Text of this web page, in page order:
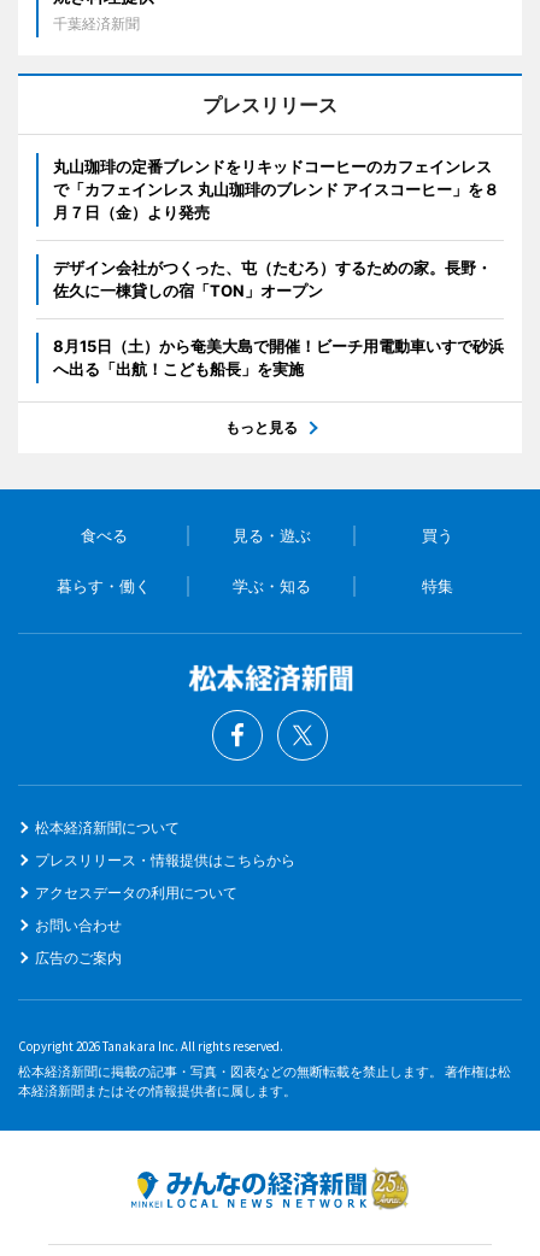
千葉経済新聞
プレスリリース
丸山珈琲の定番ブレンドをリキッドコーヒーのカフェインレス
で「カフェインレス 丸山珈琲のブレンド アイスコーヒー」を８
月７日（金）より発売
デザイン会社がつくった、屯（たむろ）するための家。長野・
佐久に一棟貸しの宿「TON」オープン
8月15日（土）から奄美大島で開催！ビーチ用電動車いすで砂浜
へ出る「出航！こども船長」を実施
もっと見る
食べる 見る・遊ぶ 買う
暮らす・働く 学ぶ・知る 特集
松本経済新聞について
プレスリリース・情報提供はこちらから
アクセスデータの利用について
お問い合わせ
広告のご案内
Copyright 2026 Tanakara Inc. All rights reserved.
松本経済新聞に掲載の記事・写真・図表などの無断転載を禁止します。 著作権は松
本経済新聞またはその情報提供者に属します。